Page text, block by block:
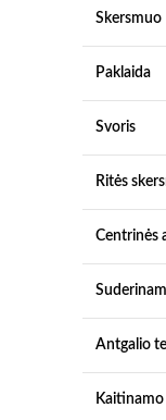
Skersmuo
Paklaida
Svoris
Ritės
Centrinės
Antgalio